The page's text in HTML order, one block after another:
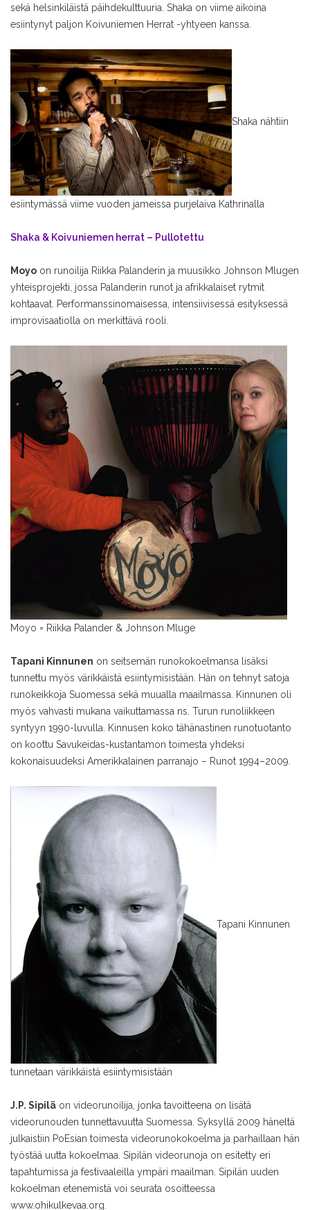
sekä helsinkiläistä päihdekulttuuria. Shaka on viime aikoina
esiintynyt paljon Koivuniemen Herrat -yhtyeen kanssa.
Shaka nähtiin
esiintymässä viime vuoden jameissa purjelaiva Kathrinalla
Shaka & Koivuniemen herrat – Pullotettu
Moyo on runoilija Riikka Palanderin ja muusikko Johnson Mlugen
yhteisprojekti, jossa Palanderin runot ja afrikkalaiset rytmit
kohtaavat. Performanssinomaisessa, intensiivisessä esityksessä
improvisaatiolla on merkittävä rooli.
Moyo = Riikka Palander & Johnson Mluge
Tapani Kinnunen on seitsemän runokokoelmansa lisäksi
tunnettu myös värikkäistä esiintymisistään. Hän on tehnyt satoja
runokeikkoja Suomessa sekä muualla maailmassa. Kinnunen oli
myös vahvasti mukana vaikuttamassa ns. Turun runoliikkeen
syntyyn 1990-luvulla. Kinnusen koko tähänastinen runotuotanto
on koottu Savukeidas-kustantamon toimesta yhdeksi
kokonaisuudeksi Amerikkalainen parranajo – Runot 1994–2009.
Tapani Kinnunen
tunnetaan värikkäistä esiintymisistään
J.P. Sipilä on videorunoilija, jonka tavoitteena on lisätä
videorunouden tunnettavuutta Suomessa. Syksyllä 2009 häneltä
julkaistiin PoEsian toimesta videorunokokoelma ja parhaillaan hän
työstää uutta kokoelmaa. Sipilän videorunoja on esitetty eri
tapahtumissa ja festivaaleilla ympäri maailman. Sipilän uuden
kokoelman etenemistä voi seurata osoitteessa
www.ohikulkevaa.org.